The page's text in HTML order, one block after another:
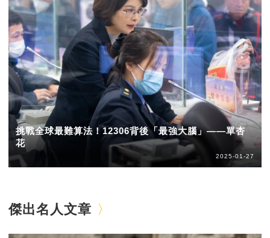
挑戰全球最難算法！12306背後「最強大腦」——單杏
花
2025-01-27
傑出名人文章